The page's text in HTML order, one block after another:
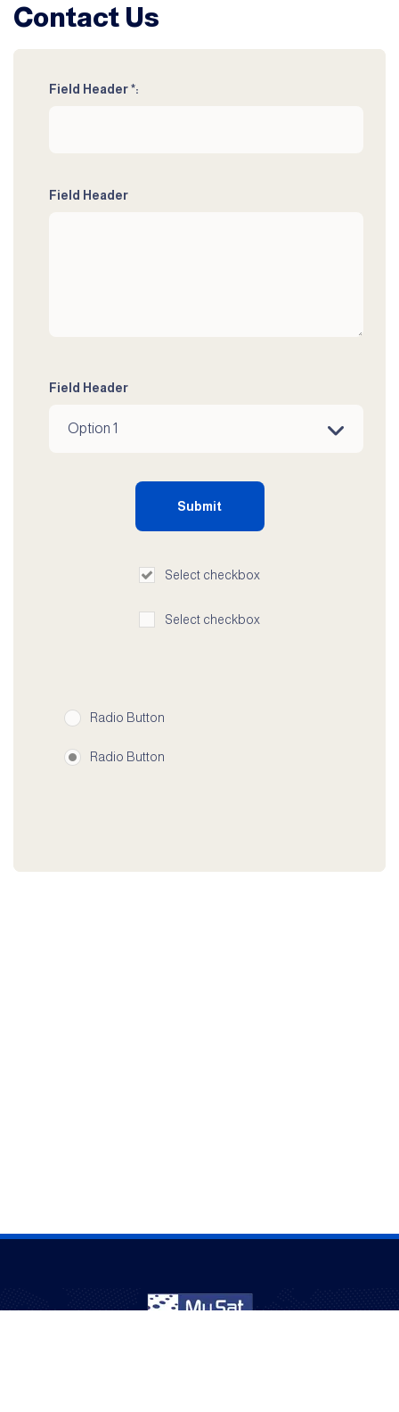
Contact Us
Field Header *:
Field Header
Field Header
Select checkbox
Select checkbox
Radio Button
Radio Button